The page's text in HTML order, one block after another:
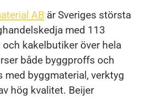
AB är Sveriges största
med 113
och kakelbutiker över hela
både byggproffs och
med byggmaterial, verktyg
hög kvalitet. Beijer